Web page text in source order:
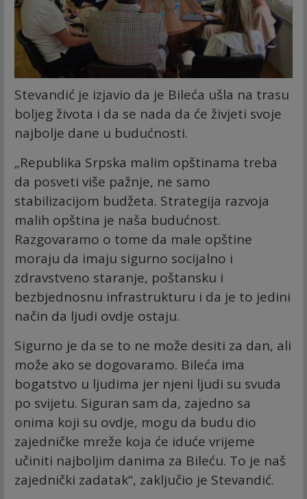
Stevandić je izjavio da je Bileća ušla na trasu
boljeg života i da se nada da će živjeti svoje
najbolje dane u budućnosti.
„Republika Srpska malim opštinama treba
da posveti više pažnje, ne samo
stabilizacijom budžeta. Strategija razvoja
malih opština je naša budućnost.
Razgovaramo o tome da male opštine
moraju da imaju sigurno socijalno i
zdravstveno staranje, poštansku i
bezbjednosnu infrastrukturu i da je to jedini
način da ljudi ovdje ostaju.
Sigurno je da se to ne može desiti za dan, ali
može ako se dogovaramo. Bileća ima
bogatstvo u ljudima jer njeni ljudi su svuda
po svijetu. Siguran sam da, zajedno sa
onima koji su ovdje, mogu da budu dio
zajedničke mreže koja će iduće vrijeme
učiniti najboljim danima za Bileću. To je naš
zajednički zadatak“, zaključio je Stevandić.